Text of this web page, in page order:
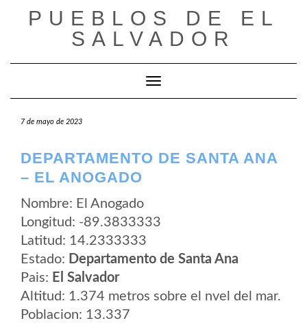
PUEBLOS DE EL
SALVADOR
Cambiar modo de navegación
7 de mayo de 2023
DEPARTAMENTO DE SANTA ANA
– EL ANOGADO
Nombre: El Anogado
Longitud: -89.3833333
Latitud: 14.2333333
Estado: Departamento de Santa Ana
Pais: El Salvador
Altitud: 1.374 metros sobre el nvel del mar.
Poblacion: 13.337